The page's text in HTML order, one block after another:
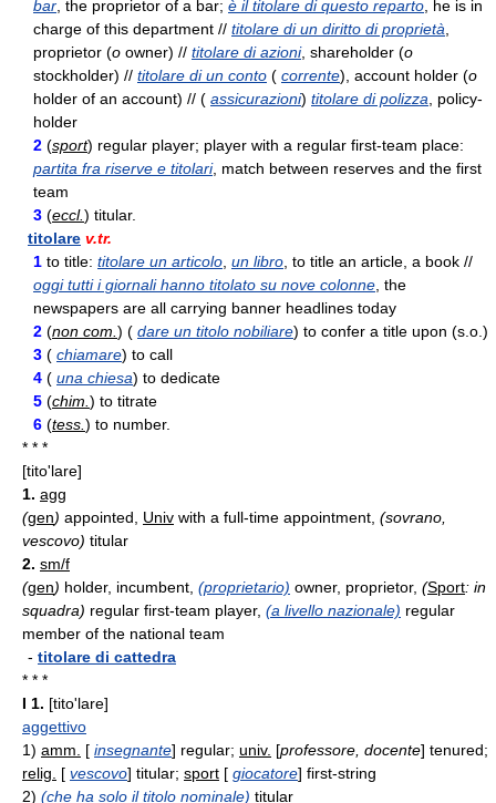
bar , the proprietor of a bar; è il titolare di questo reparto , he is in
charge of this department // titolare di un diritto di proprietà
proprietor (o owner) // titolare di azioni, shareholder (o
stockholder) // titolare di un conto ( corrente), account holder (o
holder of an account) // ( assicurazioni) titolare di polizza , policy-
holder
2 (sport) regular player; player with a regular first-team place:
partita fra riserve e titolari, match between reserves and the first
team
3 (eccl.) titular.
titolare v.tr.
1 to title: titolare un articolo un libro , to title an article, a book //
oggi tutti i giornali hanno titolato su nove colonne , the
newspapers are all carrying banner headlines today
2 (non com. ) ( dare un titolo nobiliare) to confer a title upon (s.o.)
3 ( chiamare) to call
4 ( una chiesa) to dedicate
5 (chim. ) to titrate
6 (tess. ) to number.
* * *
[tito'lare]
1. agg
(gen) appointed, Univ with a full-time appointment, (sovrano,
vescovo) titular
2. sm/f
(gen) holder, incumbent, (proprietario) owner, proprietor, (Sport: in
squadra) regular first-team player, (a livello nazionale) regular
member of the national team
- titolare di cattedra
* * *
I 1. [tito'lare]
aggettivo
1) amm. [ insegnante] regular; univ. [professore, docente] tenured;
relig.
[ vescovo] titular; sport [ giocatore] first-string
2) (che ha solo il titolo nominale) titular